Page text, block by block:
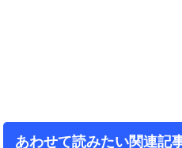
あわせて読みたい関連記